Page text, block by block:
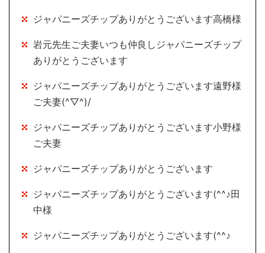
ジャパニーズチップありがとうございます高橋様
岩元先生ご夫妻いつも仲良しジャパニーズチップ
ありがとうございます
ジャパニーズチップありがとうございます遠野様
ご夫妻(^▽^)/
ジャパニーズチップありがとうございます小野様
ご夫妻
ジャパニーズチップありがとうございます
ジャパニーズチップありがとうございます(^^♪田
中様
ジャパニーズチップありがとうございます(^^♪